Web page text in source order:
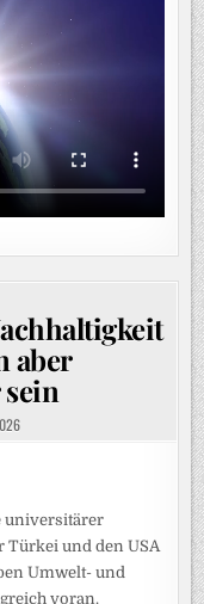
aber
universitärer
Türkei und den USA
Umwelt- und
voran.